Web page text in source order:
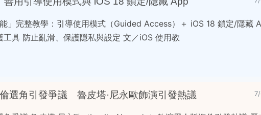
」完整教學：引導使用模式（Guided Access）＋ iOS 18 鎖定/隱藏
工具 防止亂滑、保護隱私與設定 文／iOS 使用教
倫選角引發爭議 魯皮塔·尼永歐飾演引發熱議